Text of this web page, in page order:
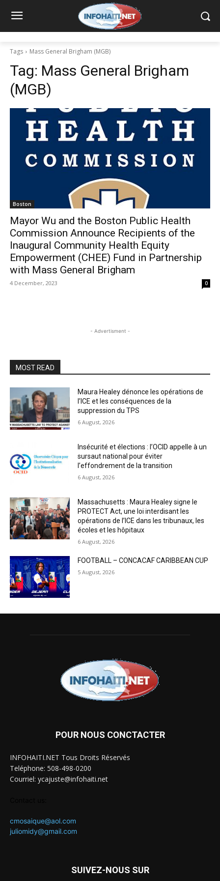
Tags Mass General Brigham (MGB)
Tag: Mass General Brigham
(MGB)
Boston
Mayor Wu and the Boston Public Health
Commission Announce Recipients of the
Inaugural Community Health Equity
Empowerment (CHEE) Fund in Partnership
with Mass General Brigham
4 December, 2023 0
- Advertisment -
MOST READ
Maura Healey dénonce les opérations de
l’ICE et les conséquences de la
suppression du TPS
6 August, 2026
Insécurité et élections : l’OCID appelle à un
sursaut national pour éviter
l’effondrement de la transition
6 August, 2026
Massachusetts : Maura Healey signe le
PROTECT Act, une loi interdisant les
opérations de l’ICE dans les tribunaux, les
écoles et les hôpitaux
6 August, 2026
FOOTBALL – CONCACAF CARIBBEAN CUP
5 August, 2026
POUR NOUS CONCTACTER
INFOHAITI.NET Tous Droits Réservés
Teléphone: 508-498-0200
Courriel: ycajuste@infohaiti.net
cmosaique@aol.com
juliomidy@gmail.com
SUIVEZ-NOUS SUR